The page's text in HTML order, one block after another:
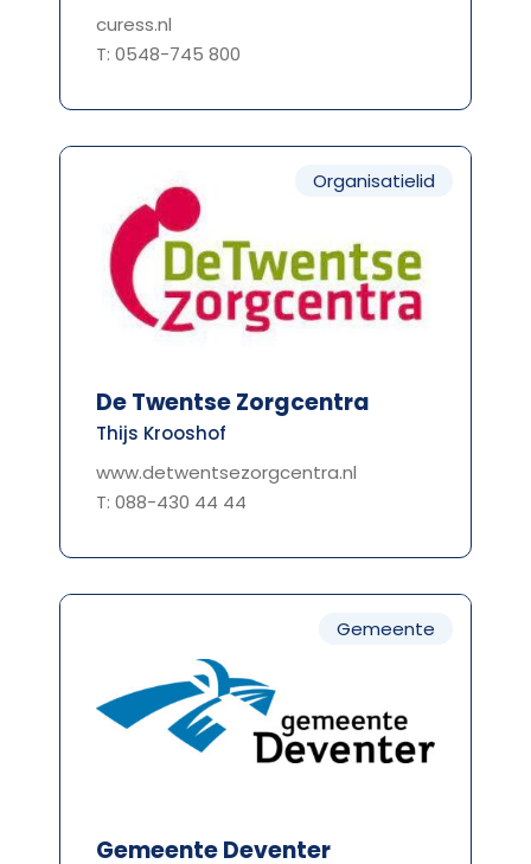
curess.nl
T: 0548-745 800
Organisatielid
De Twentse Zorgcentra
Thijs Krooshof
www.detwentsezorgcentra.nl
T: 088-430 44 44
Gemeente
Gemeente Deventer